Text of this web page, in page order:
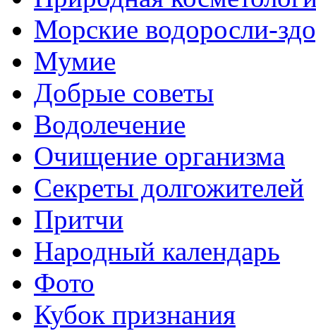
Морские водоросли-
Мумие
Добрые советы
Водолечение
Очищение организма
Секреты долгожителей
Притчи
Народный календарь
Фото
Кубок признания